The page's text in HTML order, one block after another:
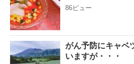
86ビュー
がん予防にキャベ
いますが・・・